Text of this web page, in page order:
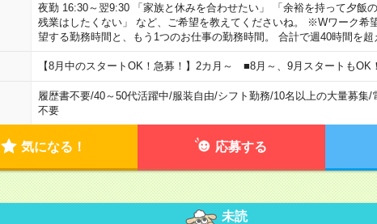
夜勤 16:30～翌9:30 「家族と休みを合わせたい」 「余裕を持って夕飯
残業はしたくない」 など、ご希望を教えてくださいね。 ※Wワーク希
望する勤務時間と、もう1つのお仕事の勤務時間。 合計で週40時間を超
【8月中のスタートOK！急募！】2カ月～ ■8月～、9月スタートもOK！
履歴書不要/40～50代活躍中/服装自由/シフト勤務/10名以上の大量募集/
不要
気になる！ 応募する
未読